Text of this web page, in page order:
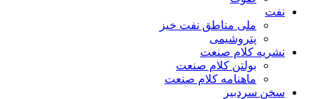
نفت
ملی مناطق نفت خیز
پتروشیمی
نشریه کلام صنعت
بولتن کلام صنعت
ماهنامه کلام صنعت
سخن سردبیر